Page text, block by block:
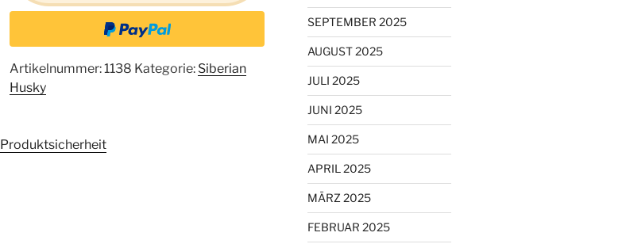
Artikelnummer:1138 Kategorie: Siberian
Husky
Produktsicherheit
SEPTEMBER 2025
AUGUST 2025
JULI 2025
JUNI 2025
MAI 2025
APRIL 2025
MÄRZ 2025
FEBRUAR 2025